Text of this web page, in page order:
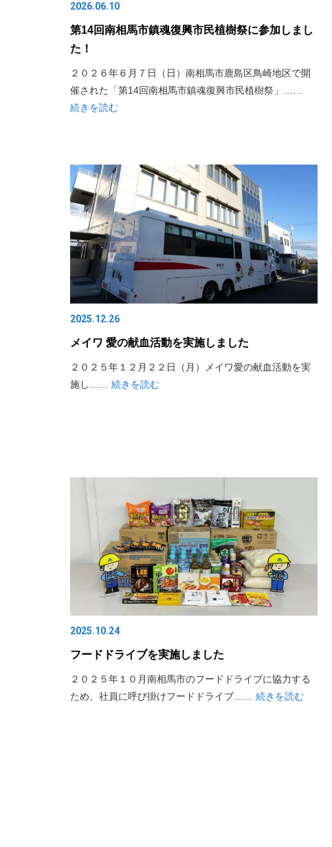
2026.06.10
第14回南相馬市鎮魂復興市民植樹祭に参加しまし
た！
２０２６年６月７日（日）南相馬市鹿島区鳥崎地区で開
催された「第14回南相馬市鎮魂復興市民植樹祭」……
続きを読む
2025.12.26
メイワ 愛の献血活動を実施しました
２０２５年１２月２２日（月）メイワ愛の献血活動を実
施し…… 続きを読む
2025.10.24
フードドライブを実施しました
２０２５年１０月南相馬市のフードドライブに協力する
ため、社員に呼び掛けフードドライブ…… 続きを読む